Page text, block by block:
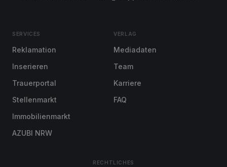
SERVICES
Reklamation
Inserieren
Trauerportal
Stellenmarkt
Immobilienmarkt
AZUBI NRW
VERLAG
Mediadaten
Team
Karriere
FAQ
RECHTLICHES